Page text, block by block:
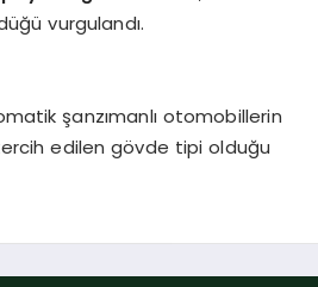
vurgulandı.
şanzımanlı otomobillerin
edilen gövde tipi olduğu